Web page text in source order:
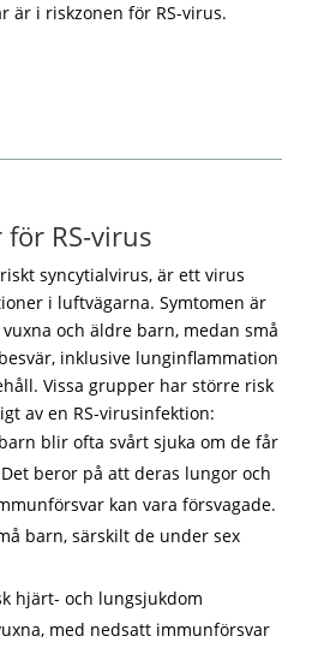
är i riskzonen för RS-virus.
RS-virus
syncytialvirus, är ett virus
i luftvägarna. Symtomen är
och äldre barn, medan små
inklusive lunginflammation
Vissa grupper har större risk
av en RS-virusinfektion:
blir ofta svårt sjuka om de får
beror på att deras lungor och
kan vara försvagade.
barn, särskilt de under sex
hjärt- och lungsjukdom
med nedsatt immunförsvar